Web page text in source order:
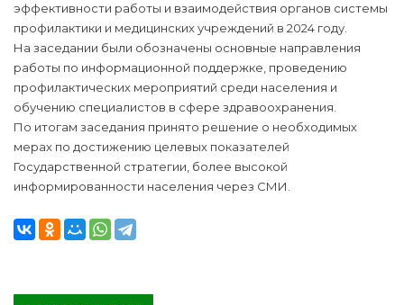
эффективности работы и взаимодействия органов системы
профилактики и медицинских учреждений в 2024 году.
На заседании были обозначены основные направления
работы по информационной поддержке, проведению
профилактических мероприятий среди населения и
обучению специалистов в сфере здравоохранения.
По итогам заседания принято решение о необходимых
мерах по достижению целевых показателей
Государственной стратегии, более высокой
информированности населения через СМИ.